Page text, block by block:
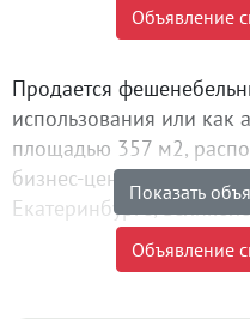
Объявление
Продается
использования или
площадью 357 м2,
бизнес-центре по ул.
Екатеринбурге,
индивидуальному
презентабельный со
Показать
Объявление